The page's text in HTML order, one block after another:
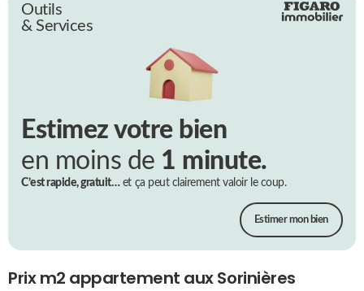
Outils
& Services
Estimez votre bien
en moins de 1 minute.
C’est rapide, gratuit…et ça peut clairement valoir le coup.
Estimer mon bien
Prix m2 appartement aux Sorinières